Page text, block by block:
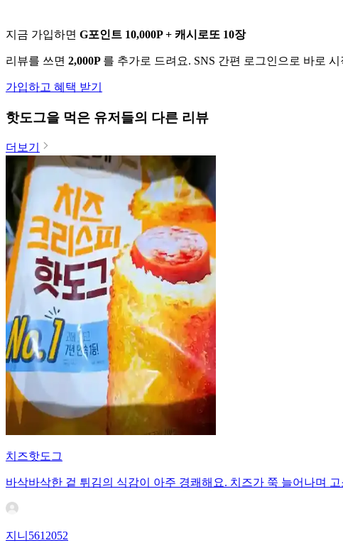
지금 가입하면 G포인트 10,000P + 캐시로또 10장
리뷰를 쓰면 2,000P 를 추가로 드려요. SNS 간편 로그인으로 바로
가입하고 혜택 받기
핫도그을 먹은 유저들의 다른 리뷰
더보기
치즈핫도그
바삭바삭한 겉 튀김의 식감이 아주 경쾌해요. 치즈가 쭉 늘어나며
지니5612052